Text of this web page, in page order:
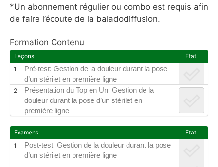
*Un abonnement régulier ou combo est requis afin
de faire l’écoute de la baladodiffusion.
Formation Contenu
Leçons
Etat
1
Pré-test: Gestion de la douleur durant la pose
d’un stérilet en première ligne
2
Présentation du Top en Un: Gestion de la
douleur durant la pose d’un stérilet en
première ligne
Examens
Etat
1
Post-test: Gestion de la douleur durant la pose
d’un stérilet en première ligne